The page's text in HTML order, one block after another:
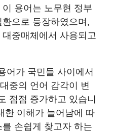
용어는 노무현 정부
으로 등장하였으며,
중매체에서 사용되고
어가 국민들 사이에서
중의 언어 감각이 변
점점 증가하고 있습니
한 이해가 늘어남에 따
손쉽게 찾고자 하는